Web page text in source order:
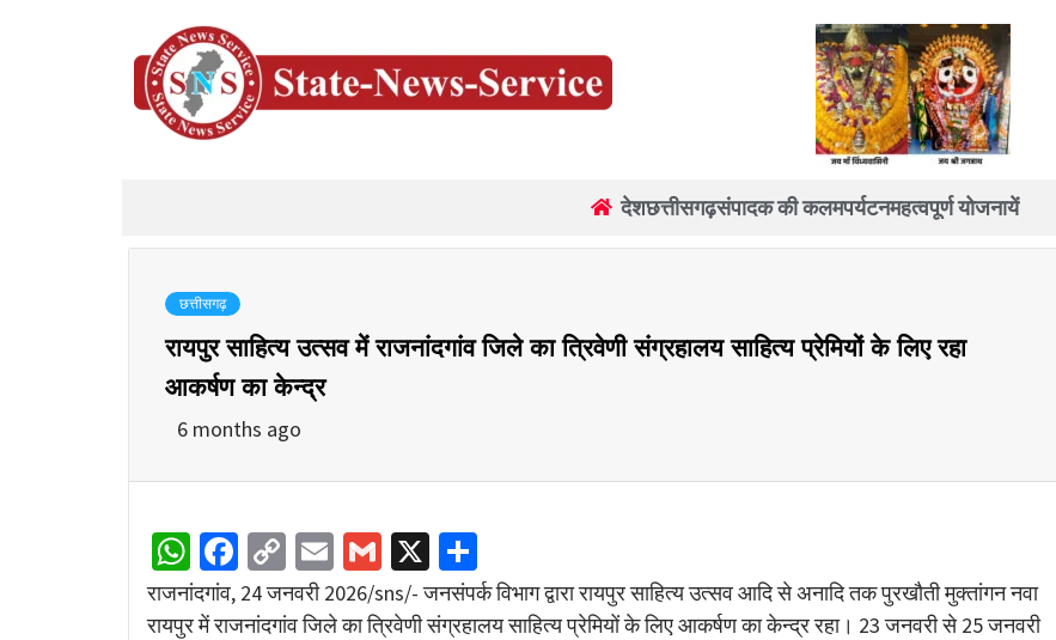
देशछत्तीसगढ़संपादक की कलमपर्यटनमहत्वपूर्ण योजनायें
छत्तीसगढ़
रायपुर साहित्य उत्सव में राजनांदगांव जिले का त्रिवेणी संग्रहालय साहित्य प्रेमियों के लिए रहा
आकर्षण का केन्द्र
6 months ago
WhatsApp
Facebook
Copy
Link
EmailGmail
X
राजनांदगांव, 24 जनवरी 2026/sns/- जनसंपर्क विभाग द्वारा रायपुर साहित्य उत्सव आदि से अनादि तक पुरखौती मुक्तांगन नवा
रायपुर में राजनांदगांव जिले का त्रिवेणी संग्रहालय साहित्य प्रेमियों के लिए आकर्षण का केन्द्र रहा। 23 जनवरी से 25 जनवरी